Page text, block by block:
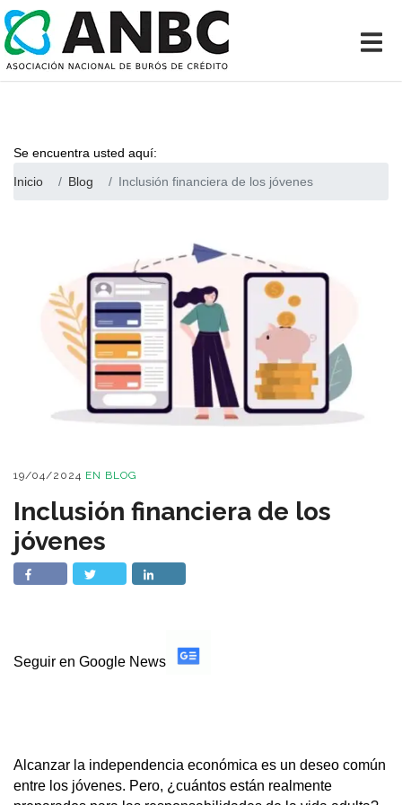
Se encuentra usted aquí:
Inicio
Blog Inclusión financiera de los jóvenes
19/04/2024 EN BLOG
Inclusión financiera de los
jóvenes
Seguir en Google News
Alcanzar la independencia económica es un deseo común
entre los jóvenes. Pero, ¿cuántos están realmente